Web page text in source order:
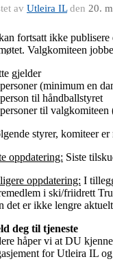
av Utleira ILden 20.
fortsatt ikke
Valgkomiteen
gjelder
(minimum en
til håndballstyret
til valgkomiteen
styrer, komiteer
oppdatering: Siste
oppdatering: I
i ski/friidrett
det er ikke lengre
deg til tjeneste
håper vi at DU
for Utleira IL